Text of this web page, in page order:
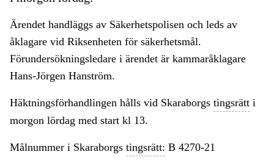
Ärendet handläggs av Säkerhetspolisen och leds av
åklagare vid Riksenheten för säkerhetsmål.
Förundersökningsledare i ärendet är kammaråklagare
Hans-Jörgen Hanström.
Häktningsförhandlingen hålls vid Skaraborgs tingsrätt i
morgon lördag med start kl 13.
Målnummer i Skaraborgs tingsrätt: B 4270-21